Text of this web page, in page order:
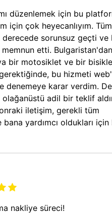
düzenlemek için bu
için çok heyecanlıyım.
derecede sorunsuz geçti ve
etti. Bulgaristan'dan
bir motosiklet ve bir
bu hizmeti
denemeye karar verdim.
olağanüstü adil bir teklif
iletişim, gerekli tüm
bana yardımcı oldukları
nakliye süreci!